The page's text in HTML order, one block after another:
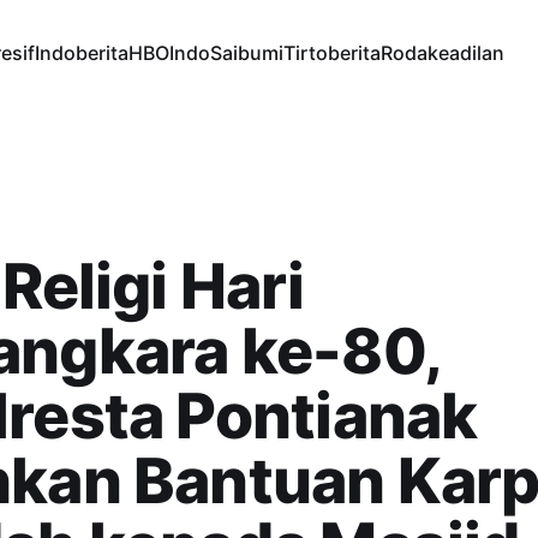
IndoberitaHBOIndoSaibumiTirtoberitaRodakeadilan
Hari
ke-80,
Pontianak
Bantuan